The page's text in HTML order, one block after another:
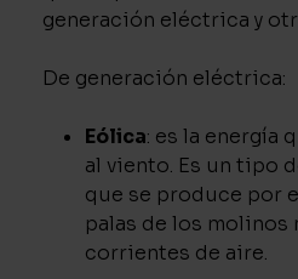
generación eléctrica y
De generación eléctrica:
Eólica: es la energía
al viento. Es un tipo
que se produce por
palas de los molinos
corrientes de aire.